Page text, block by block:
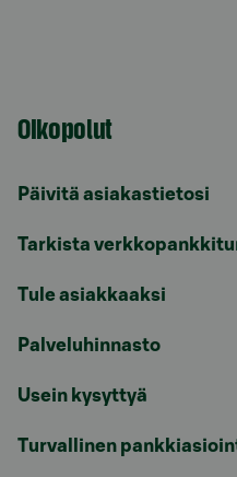
Oikopolut
Päivitä asiakastietosi
Tarkista
Tule asiakkaaksi
Palveluhinnasto
Usein kysyttyä
Turvallinen